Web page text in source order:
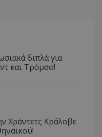
διπλά για
και Τρόμσο!
Χράντετς Κράλοβε